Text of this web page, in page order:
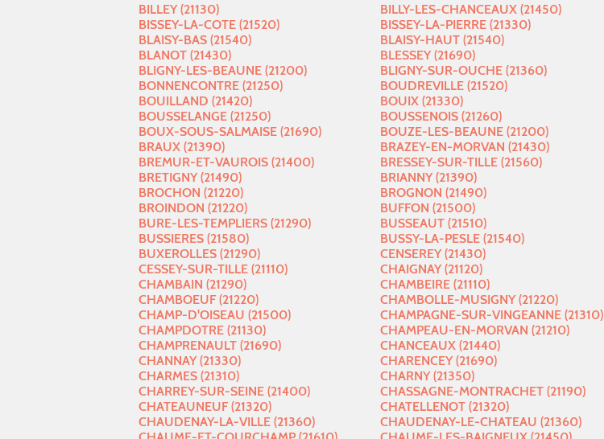
BILLEY (21130)
BILLY-LES-CHANCEAUX (21450)
BISSEY-LA-COTE (21520)
BISSEY-LA-PIERRE (21330)
BLAISY-BAS (21540)
BLAISY-HAUT (21540)
BLANOT (21430)
BLESSEY (21690)
BLIGNY-LES-BEAUNE (21200)
BLIGNY-SUR-OUCHE (21360)
BONNENCONTRE (21250)
BOUDREVILLE (21520)
BOUILLAND (21420)
BOUIX (21330)
BOUSSELANGE (21250)
BOUSSENOIS (21260)
BOUX-SOUS-SALMAISE (21690)
BOUZE-LES-BEAUNE (21200)
BRAUX (21390)
BRAZEY-EN-MORVAN (21430)
BREMUR-ET-VAUROIS (21400)
BRESSEY-SUR-TILLE (21560)
BRETIGNY (21490)
BRIANNY (21390)
BROCHON (21220)
BROGNON (21490)
BROINDON (21220)
BUFFON (21500)
BURE-LES-TEMPLIERS (21290)
BUSSEAUT (21510)
BUSSIERES (21580)
BUSSY-LA-PESLE (21540)
BUXEROLLES (21290)
CENSEREY (21430)
CESSEY-SUR-TILLE (21110)
CHAIGNAY (21120)
CHAMBAIN (21290)
CHAMBEIRE (21110)
CHAMBOEUF (21220)
CHAMBOLLE-MUSIGNY (21220)
CHAMP-D'OISEAU (21500)
CHAMPAGNE-SUR-VINGEANNE (21310)
CHAMPDOTRE (21130)
CHAMPEAU-EN-MORVAN (21210)
CHAMPRENAULT (21690)
CHANCEAUX (21440)
CHANNAY (21330)
CHARENCEY (21690)
CHARMES (21310)
CHARNY (21350)
CHARREY-SUR-SEINE (21400)
CHASSAGNE-MONTRACHET (21190)
CHATEAUNEUF (21320)
CHATELLENOT (21320)
CHAUDENAY-LA-VILLE (21360)
CHAUDENAY-LE-CHATEAU (21360)